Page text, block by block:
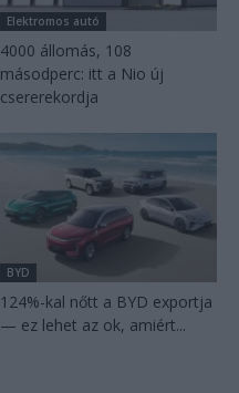
Elektromos autó
4000 állomás, 108
másodperc: itt a Nio új
csererekordja
BYD
124%-kal nőtt a BYD exportja
— ez lehet az ok, amiért...